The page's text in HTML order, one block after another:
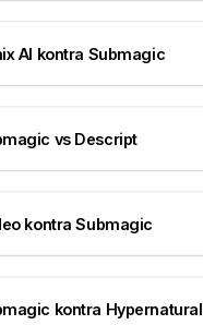
AI kontra Submagic
vs Descript
kontra Submagic
kontra Hypernatural